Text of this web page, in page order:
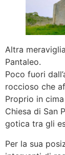
Altra
Pantaleo.
Poco fuori
roccioso che
Proprio in
Chiesa di San
gotica tra gli
Per la sua